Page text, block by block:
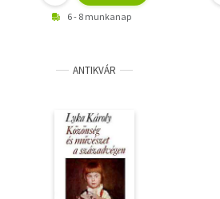
6 - 8 munkanap
ANTIKVÁR